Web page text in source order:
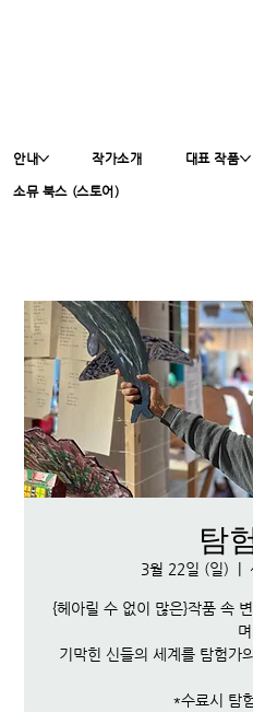
안내 작가소개 대표 작품
소뮤 북스 (스토어)
탐
3월 22일 (일)
{헤아릴 수 없이 많은}작품 속
며
기막힌 신들의 세계를 탐험가
*수료시 탐